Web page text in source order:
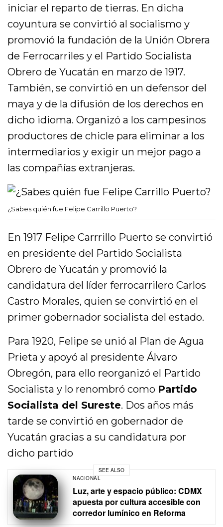
iniciar el reparto de tierras. En dicha
coyuntura se convirtió al socialismo y
promovió la fundación de la Unión Obrera
de Ferrocarriles y el Partido Socialista
Obrero de Yucatán en marzo de 1917.
También, se convirtió en un defensor del
maya y de la difusión de los derechos en
dicho idioma. Organizó a los campesinos
productores de chicle para eliminar a los
intermediarios y exigir un mejor pago a
las compañías extranjeras.
¿Sabes quién fue Felipe Carrillo Puerto?
En 1917 Felipe Carrrillo Puerto se convirtió
en presidente del Partido Socialista
Obrero de Yucatán y promovió la
candidatura del líder ferrocarrilero Carlos
Castro Morales, quien se convirtió en el
primer gobernador socialista del estado.
Para 1920, Felipe se unió al Plan de Agua
Prieta y apoyó al presidente Álvaro
Obregón, para ello reorganizó el Partido
Socialista y lo renombró como Partido
Socialista del Sureste. Dos años más
tarde se convirtió en gobernador de
Yucatán gracias a su candidatura por
dicho partido
SEE ALSO
NACIONAL
Luz, arte y espacio público: CDMX
apuesta por cultura accesible con
corredor lumínico en Reforma